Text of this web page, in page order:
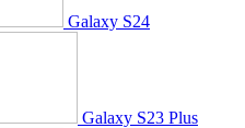
Galaxy S24
Galaxy S23 Plus